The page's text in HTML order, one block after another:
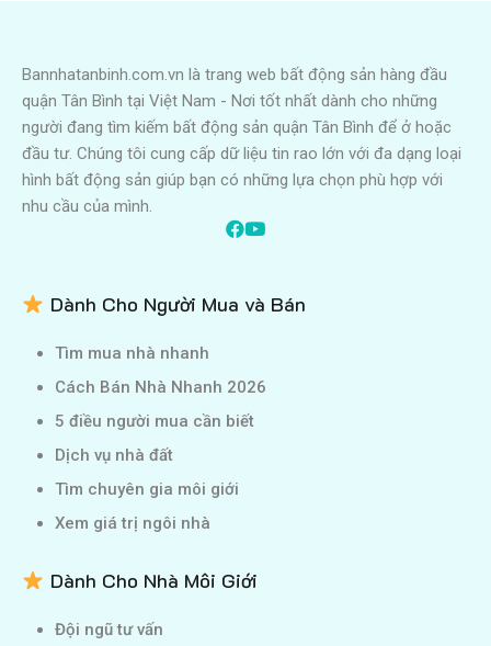
Bannhatanbinh.com.vn là trang web bất động sản hàng đầu
quận Tân Bình tại Việt Nam - Nơi tốt nhất dành cho những
người đang tìm kiếm bất động sản quận Tân Bình để ở hoặc
đầu tư. Chúng tôi cung cấp dữ liệu tin rao lớn với đa dạng loại
hình bất động sản giúp bạn có những lựa chọn phù hợp với
nhu cầu của mình.
Dành Cho Người Mua và Bán
Tìm mua nhà nhanh
Cách Bán Nhà Nhanh 2026
5 điều người mua cần biết
Dịch vụ nhà đất
Tìm chuyên gia môi giới
Xem giá trị ngôi nhà
Dành Cho Nhà Môi Giới
Đội ngũ tư vấn